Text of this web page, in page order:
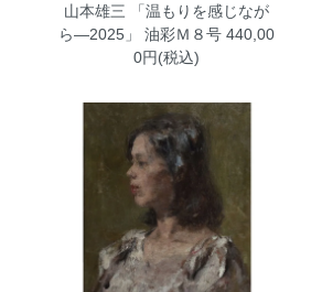
山本雄三 「温もりを感じなが
ら―2025」 油彩Ｍ８号 440,00
0円(税込)